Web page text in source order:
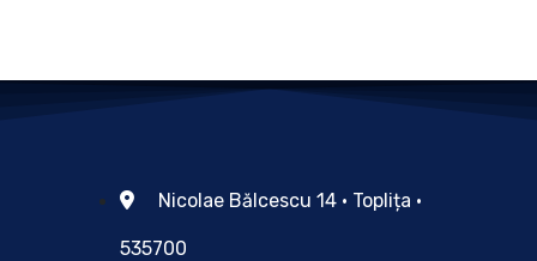
Nicolae Bălcescu 14 • Toplița •
535700